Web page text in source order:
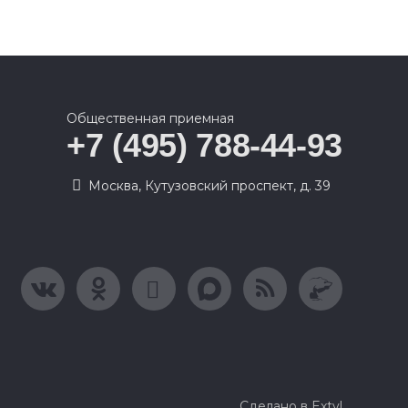
Общественная приемная
+7 (495) 788-44-93
Москва, Кутузовский проспект, д. 39